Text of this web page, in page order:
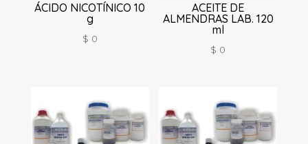
ÁCIDO NICOTÍNICO 10
g
$ 0
ACEITE DE
ALMENDRAS LAB. 120
ml
$ 0